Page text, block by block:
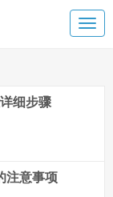
细步骤
注意事项